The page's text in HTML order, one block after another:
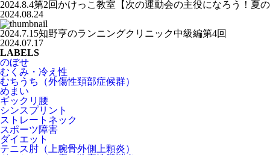
2024.8.4第2回かけっこ教室【次の運動会の主役になろう！夏
2024.08.24
2024.7.15知野亨のランニングクリニック中級編第4回
2024.07.17
LABELS
のぼせ
むくみ・冷え性
むちうち（外傷性頚部症候群）
めまい
ギックリ腰
シンスプリント
ストレートネック
スポーツ障害
ダイエット
テニス肘（上腕骨外側上顆炎）